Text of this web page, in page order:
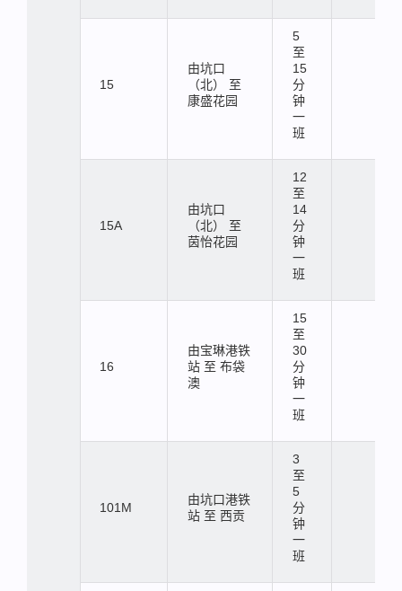
15
由坑口
（北） 至
康盛花园
5
至
15
分
钟
一
班
15A
由坑口
（北） 至
茵怡花园
12
至
14
分
钟
一
班
16
由宝琳港铁
站 至 布袋
澳
15
至
30
分
钟
一
班
101M
由坑口港铁
站 至 西贡
3
至
5
分
钟
一
班